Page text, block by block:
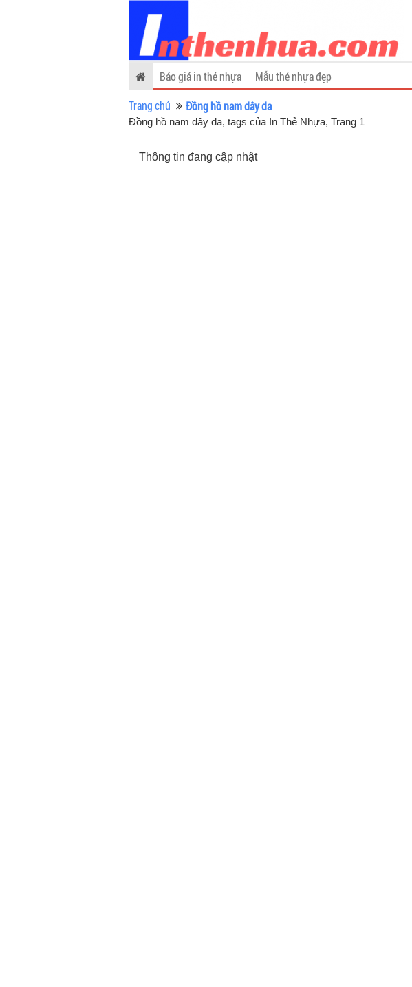
Báo giá in thẻ nhựa Mẫu thẻ nhựa đẹp
Trang chủ
Đồng hồ nam dây da
Đồng hồ nam dây da, tags của In Thẻ Nhựa, Trang 1
Thông tin đang cập nhật